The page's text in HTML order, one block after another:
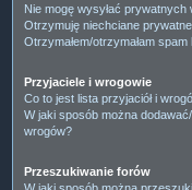
Nie mogę wysyłać prywatnych
Otrzymuję niechciane
Otrzymałem/otrzymałam
Przyjaciele i wrogowie
Co to jest lista przyjaciół i
W jaki sposób można
wrogów?
Przeszukiwanie forów